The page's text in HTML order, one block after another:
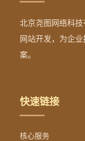
北京尧图网络科
网站开发，为企
案。
快速链接
核心服务